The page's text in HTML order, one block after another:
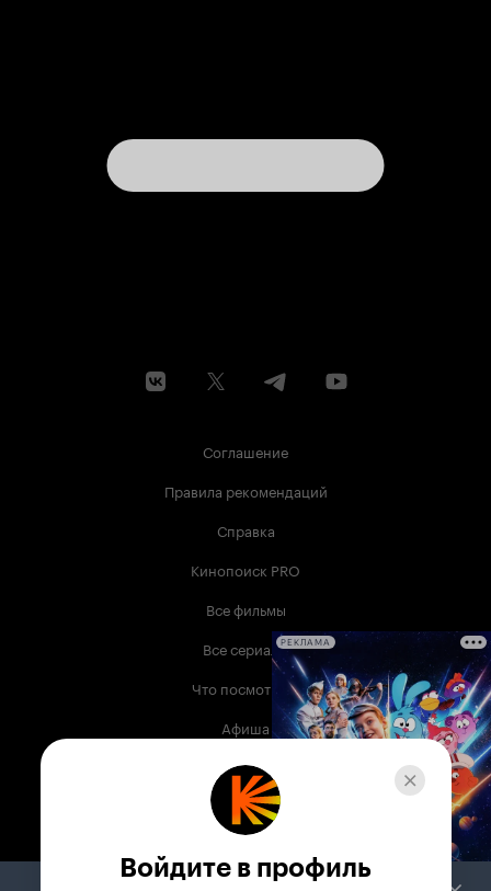
Соглашение
Правила рекомендаций
Справка
Кинопоиск PRO
Все фильмы
Все сериалы
Что посмотреть
Афиша
Музыка
Телепрограмма
Служба поддержки
РЕКЛАМА
Войдите в профиль